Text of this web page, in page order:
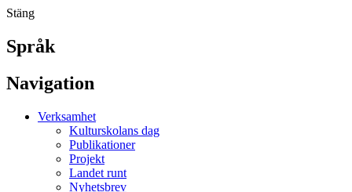
Stäng
Språk
Navigation
Verksamhet
Kulturskolans dag
Publikationer
Projekt
Landet runt
Nyhetsbrev